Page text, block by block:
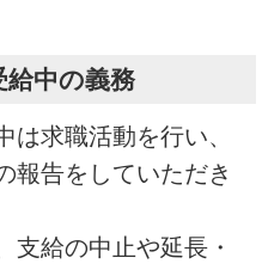
中の義務
は求職活動を行い、
報告をしていただき
支給の中止や延長・